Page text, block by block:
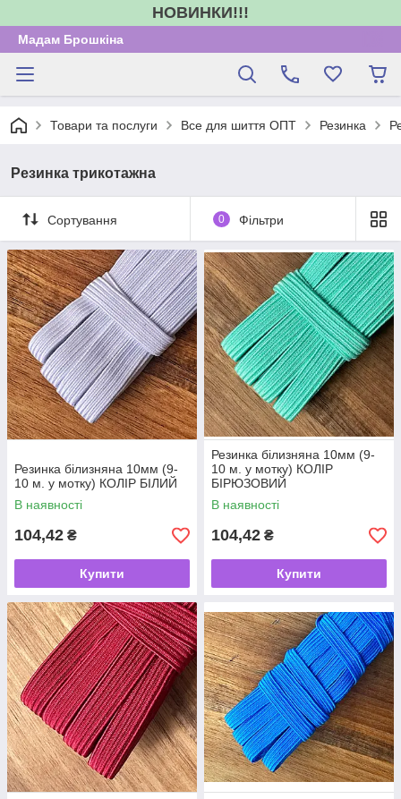
НОВИНКИ!!!
Мадам Брошкіна
Товари та послуги Все для шиття ОПТ Резинка
Резинка трикотажна
Сортування 0 Фільтри
Резинка білизняна 10мм (9-
10 м. у мотку) КОЛІР БІЛИЙ
В наявності
104,42 ₴
Купити
Резинка білизняна 10мм (9-
10 м. у мотку) КОЛІР
БІРЮЗОВИЙ
В наявності
104,42 ₴
Купити